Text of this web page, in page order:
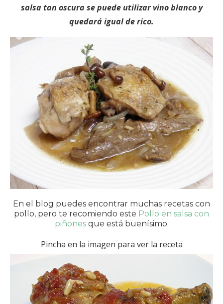
salsa tan oscura se puede utilizar vino blanco y
quedará igual de rico.
En el blog puedes encontrar muchas recetas con
pollo, pero te recomiendo este Pollo en salsa con
piñonesque está buenísimo.
Pincha en la imagen para ver la receta